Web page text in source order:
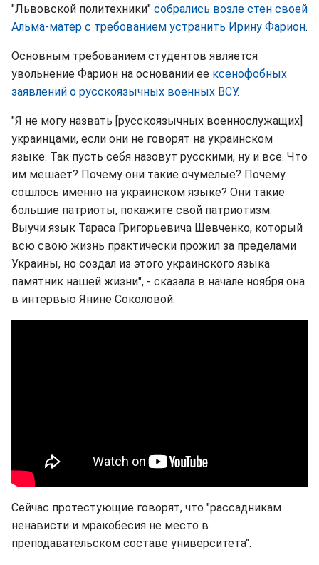
"Львовской политехники" собрались возле стен своей
Альма-матер с требованием устранить Ирину Фарион.
Основным требованием студентов является
увольнение Фарион на основании ее ксенофобных
заявлений о русскоязычных военных ВСУ.
"Я не могу назвать [русскоязычных военнослужащих]
украинцами, если они не говорят на украинском
языке. Так пусть себя назовут русскими, ну и все. Что
им мешает? Почему они такие очумелые? Почему
сошлось именно на украинском языке? Они такие
большие патриоты, покажите свой патриотизм.
Выучи язык Тараса Григорьевича Шевченко, который
всю свою жизнь практически прожил за пределами
Украины, но создал из этого украинского языка
памятник нашей жизни", - сказала в начале ноября она
в интервью Янине Соколовой.
Сейчас протестующие говорят, что "рассадникам
ненависти и мракобесия не место в
преподавательском составе университета".